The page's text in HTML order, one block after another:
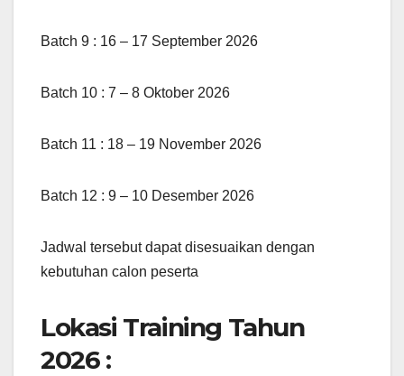
Batch 9 : 16 – 17 September 2026
Batch 10 : 7 – 8 Oktober 2026
Batch 11 : 18 – 19 November 2026
Batch 12 : 9 – 10 Desember 2026
Jadwal tersebut dapat disesuaikan dengan
kebutuhan calon peserta
Lokasi Training Tahun
2026 :